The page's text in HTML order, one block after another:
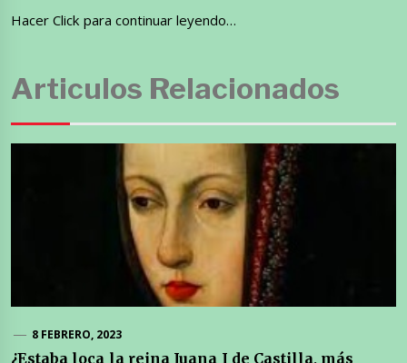
Hacer Click para continuar leyendo…
Articulos Relacionados
8 FEBRERO, 2023
¿Estaba loca la reina Juana I de Castilla, más